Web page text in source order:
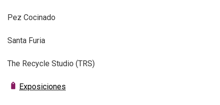
Pez Cocinado
Santa Furia
The Recycle Studio (TRS)
Exposiciones